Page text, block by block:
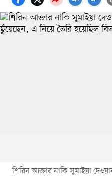
শিরিন আক্তার নাকি সুমাইয়া